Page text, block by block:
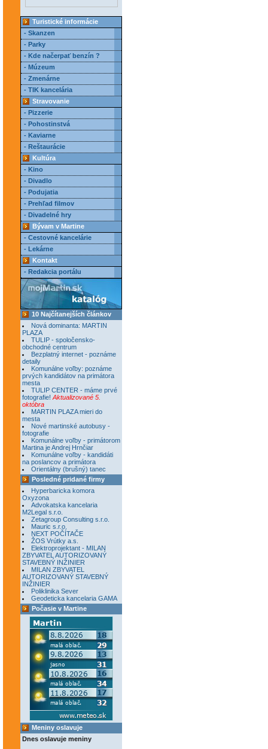
Turistické informácie
- Skanzen
- Parky
- Kde načerpať benzín ?
- Múzeum
- Zmenárne
- TIK kancelária
Stravovanie
- Pizzerie
- Pohostinstvá
- Kaviarne
- Reštaurácie
Kultúra
- Kino
- Divadlo
- Podujatia
- Prehľad filmov
- Divadelné hry
Bývam v Martine
- Cestovné kancelárie
- Lekárne
Kontakt
- Redakcia portálu
10 Najčítanejších článkov
Nová dominanta: MARTIN
PLAZA
TULIP - spoločensko-
obchodné centrum
Bezplatný internet - poznáme
detaily
Komunálne voľby: poznáme
prvých kandidátov na primátora
mesta
TULIP CENTER - máme prvé
fotografie! Aktualizované 5.
októbra
MARTIN PLAZA mieri do
mesta
Nové martinské autobusy -
fotografie
Komunálne voľby - primátorom
Martina je Andrej Hrnčiar
Komunálne voľby - kandidáti
na poslancov a primátora
Orientálny (brušný) tanec
Posledné pridané firmy
Hyperbaricka komora
Oxyzona
Advokatska kancelaria
M2Legal s.r.o.
Zetagroup Consulting s.r.o.
Mauric s.r.o.
NEXT POČÍTAČE
ŽOS Vrútky a.s.
Elektroprojektant - MILAN
ZBYVATEL AUTORIZOVANÝ
STAVEBNÝ INŽINIER
MILAN ZBYVATEL
AUTORIZOVANÝ STAVEBNÝ
INŽINIER
Poliklinika Sever
Geodeticka kancelaria GAMA
Počasie v Martine
Meniny oslavuje
Dnes oslavuje meniny